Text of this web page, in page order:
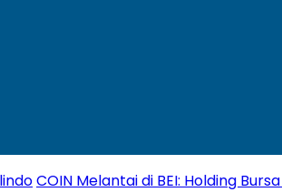
COIN Melantai di BEI: Holding